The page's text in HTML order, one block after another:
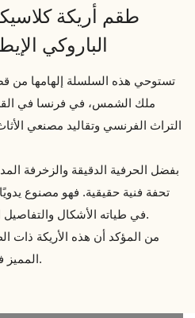
طقم أريكة
الباروكي
تستوحي هذه السلسلة إلهامها من
ملك الشمس، في فرنسا في
التراث الفرنسي وتقاليد مصنعي
بفضل الحرفية الدقيقة والزخرفة
تحفة فنية حقيقية. فهو مصنوع
في طياته الأشكال والتفاصيل التي تُميّز أريكة الطراز الباروكي.
من المؤكد أن هذه الأريكة ذات
المميز في أي تصميم داخلي فاخر وأنيق.